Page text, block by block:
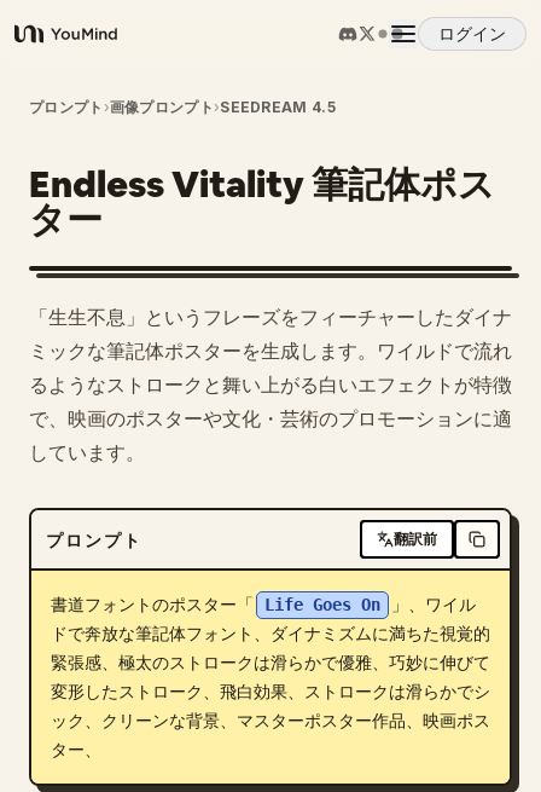
YouMind
ログイン
概要
ユースケース
スキル
プロンプト
料金
ブログ
更新情報
プロンプト ›画像プロンプト ›SEEDREAM 4.5
Endless Vitality 筆記体ポス
ター
「生生不息」というフレーズをフィーチャーしたダイナ
ミックな筆記体ポスターを生成します。ワイルドで流れ
るようなストロークと舞い上がる白いエフェクトが特徴
で、映画のポスターや文化・芸術のプロモーションに適
しています。
プロンプト 翻訳前
書道フォントのポスター「 Life Goes On
」、ワイル
ドで奔放な筆記体フォント、ダイナミズムに満ちた視覚的
緊張感、極太のストロークは滑らかで優雅、巧妙に伸びて
変形したストローク、飛白効果、ストロークは滑らかでシ
ック、クリーンな背景、マスターポスター作品、映画ポス
ター、